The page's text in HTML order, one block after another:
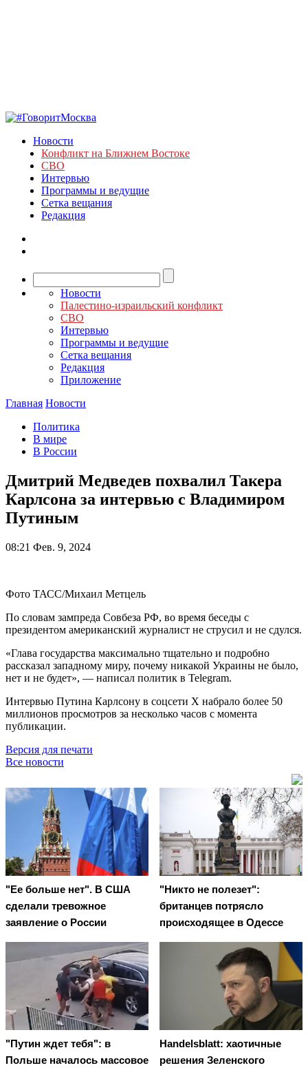
Новости
Конфликт на Ближнем Востоке
СВО
Интервью
Программы и ведущие
Сетка вещания
Редакция
Новости
Палестино-израильский конфликт
СВО
Интервью
Программы и ведущие
Сетка вещания
Редакция
Приложение
Главная Новости
Политика
В мире
В России
Дмитрий Медведев похвалил Такера
Карлсона за интервью с Владимиром
Путиным
08:21 Фев. 9, 2024
Фото ТАСС/Михаил Метцель
По словам зампреда Совбеза РФ, во время беседы с
президентом американский журналист не струсил и не сдулся.
«Глава государства максимально тщательно и подробно
рассказал западному миру, почему никакой Украины не было,
нет и не будет», — написал политик в Telegram.
Интервью Путина Карлсону в соцсети X набрало более 50
миллионов просмотров за несколько часов с момента
публикации.
Версия для печати
Все новости
"Ее больше нет". В США
сделали тревожное
заявление о России
"Никто не полезет":
британцев потрясло
происходящее в Одессе
"Путин ждет тебя": в
Польше началось массовое
Handelsblatt: хаотичные
решения Зеленского